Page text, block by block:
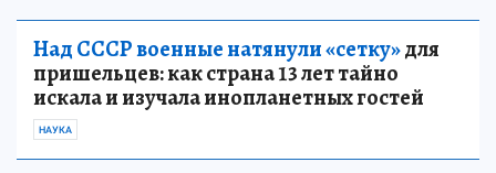
Над СССР военные натянули «сетку»для
пришельцев: как страна 13 лет тайно
искала и изучала инопланетных гостей
НАУКА